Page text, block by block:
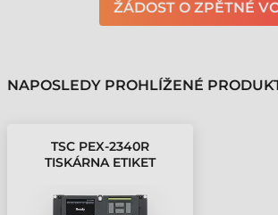
ŽÁDOST O ZPĚTNÉ
NAPOSLEDY PROHLÍŽENÉ
TSC PEX-2340R
TISKÁRNA ETIKET